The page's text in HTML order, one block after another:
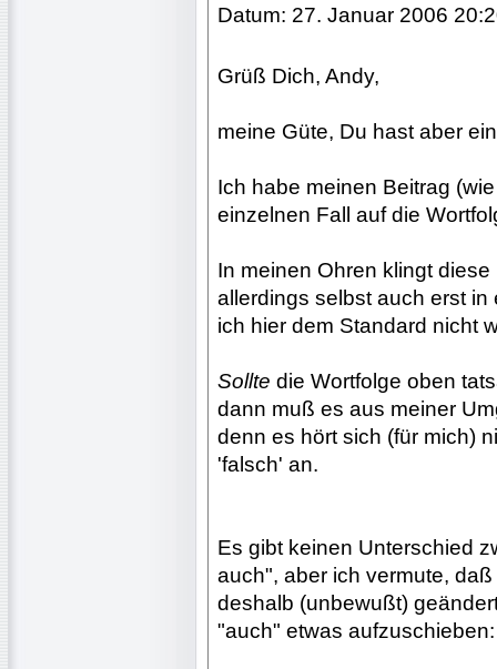
Datum: 27. Januar 2006
Grüß Dich, Andy,
meine Güte, Du hast aber
Ich habe meinen Beitrag
einzelnen Fall auf die
In meinen Ohren klingt
allerdings selbst auch erst
ich hier dem Standard nicht
Sollte die Wortfolge oben
dann muß es aus meiner
denn es hört sich (für mich)
'falsch' an.
Es gibt keinen Unterschied
auch", aber ich vermute,
deshalb (unbewußt)
"auch" etwas aufzuschieben: